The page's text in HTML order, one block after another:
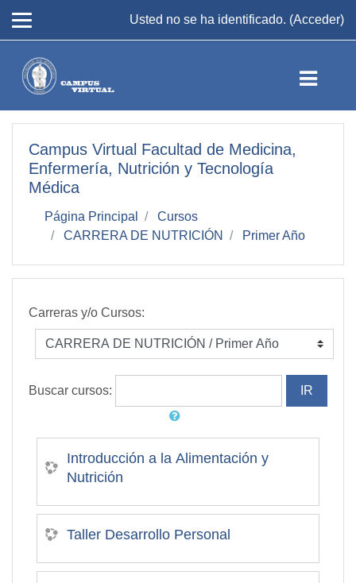
Usted no se ha identificado. (Acceder)
Campus Virtual Facultad de Medicina,
Enfermería, Nutrición y Tecnología
Médica
Página Principal
Cursos
CARRERA DE NUTRICIÓN
Primer Año
Carreras y/o Cursos:
Buscar cursos:
Introducción a la Alimentación y
Nutrición
Taller Desarrollo Personal